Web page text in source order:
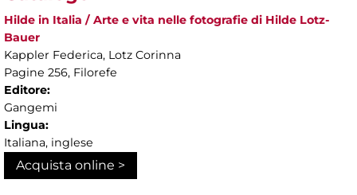
Hilde in Italia / Arte e vita nelle fotografie di Hilde Lotz-
Bauer
Kappler Federica, Lotz Corinna
Pagine 256, Filorefe
Editore:
Gangemi
Lingua:
Italiana, inglese
Acquista online >